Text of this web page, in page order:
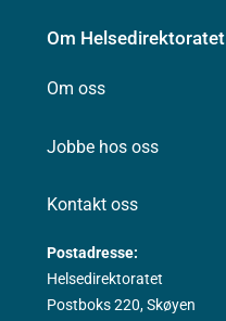
Om Helsedirektoratet
Om oss
Jobbe hos oss
Kontakt oss
Postadresse:
Helsedirektoratet
Postboks 220, Skøyen